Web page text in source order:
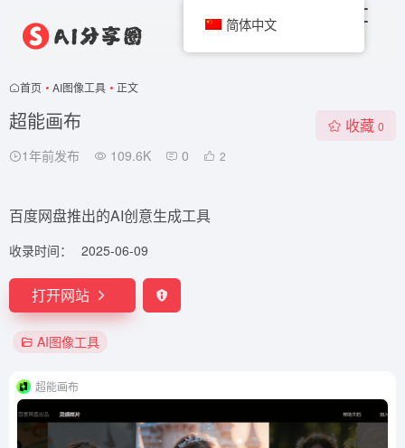
首页 • AI图像工具 • 正文
超能画布
1年前发布 109.6K 0 2
收藏 0
百度网盘推出的AI创意生成工具
收录时间： 2025-06-09
打开网站
AI图像工具
超能画布
简体中文